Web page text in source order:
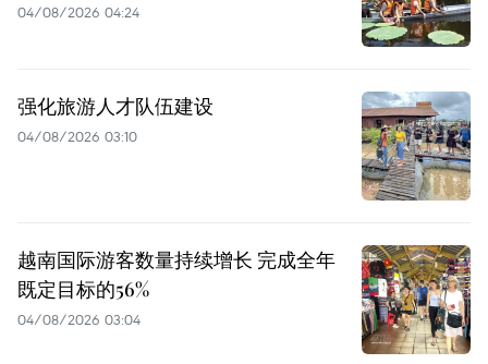
04/08/2026 04:24
强化旅游人才队伍建设
04/08/2026 03:10
越南国际游客数量持续增长 完成全年
既定目标的56%
04/08/2026 03:04